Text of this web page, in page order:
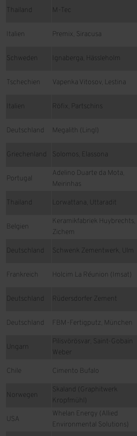
Thailand M-Tec
Italien Premix, Siracusa
Schweden Ignaberga, Hässleholm
Tschechien Vapenka Vitosov, Lestina
Italien Röfix, Partschins
Deutschland Megalith (Lingl)
Griechenland Solomos, Elassona
Portugal
Adelino Duarte da Mota,
Meirinhas
Thailand Lorwattana, Uttaradit
Belgien
Keramikfabriek Huybrechts,
Zichem
Deutschland Schwenk Zementwerk, Ulm
Frankreich Holcim La Réunion (Imsat)
Deutschland Rüdersdorfer Zement
Deutschland FBM-Fertigputz, München
Ungarn
Pilisvörösvar, Saint-Gobain
Weber
Chile Cimento Bufalo
Norwegen
Skaland (Graphitwerk
Kropfmühl)
USA
Whelan Energy (Allied
Environmental Solutions)